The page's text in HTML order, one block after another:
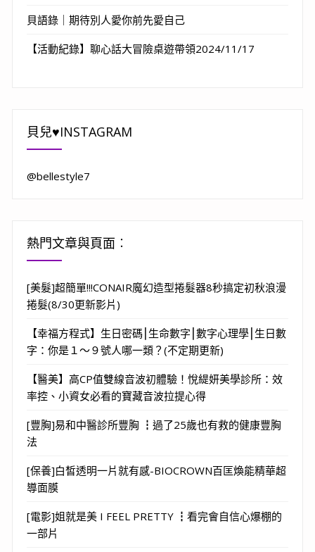
貝語錄｜期待別人愛你前先愛自己
【活動紀錄】聊心話大冒險桌遊帶領2024/11/17
貝兒♥INSTAGRAM
@bellestyle7
熱門文章與頁面︰
[美髮]超簡單!!!CONAIR魔幻造型捲髮器8秒搞定初秋浪漫
捲髮(8/30更新影片)
【幸福方程式】生日密碼⎮生命數字⎮數字心理學⎮生日數
字：你是１～９號人哪一類？(不定期更新)
【醫美】高CP值雙線音波初體驗！悅緹妍美學診所：效
率控、小資女必看的寶藏音波拉提心得
[豐胸]易和中醫診所豐胸 ┇過了25歲也有救的健康豐胸
法
[保養]白皙透明一片就有感-BIOCROWN百匡煥能精華超
導面膜
[電影]姐就是美 I FEEL PRETTY ┇看完會自信心爆棚的
一部片